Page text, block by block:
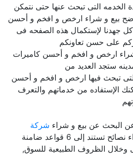
التى تبحث عنها حتى نتمكن
بيع و شراء ارخص و افخم و أحسن
جهدنا لإستكمال هذه الصفحه فى
على حسن تعاونكم
ارخص و افخم و أحسن كاميرات
ستجد العديد من
تبحث فيها ارخص و افخم و أحسن
الإستفاده من خدماتهم والتعرف
البحث عن بيع و شراءشركة
4lll ويقدم الخبراء نصائح تستند إلى 6 قواعد ضامنة
وخلال الظروف الطبيعية للسوق,